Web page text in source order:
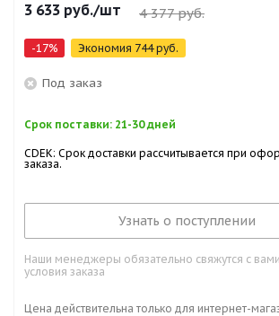
3 633 руб./шт 4 377руб.
-17% Экономия 744руб.
Под заказ
Срок поставки: 21-30 дней
CDEK: Срок доставки рассчитывается при
заказа.
Узнать о поступлении
Наши менеджеры обязательно свяжутся с вами
условия заказа
Цена действительна только для интернет-